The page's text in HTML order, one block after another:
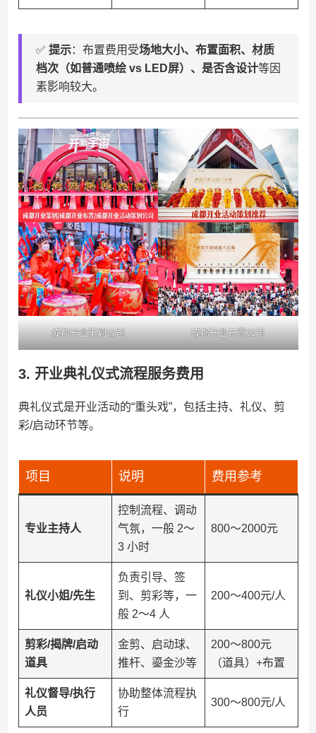
✅ ​ ​提示​​：布置费用受​​场地大小、布置面积、材质
档次（如普通喷绘 vs LED屏）、是否含设计​​等因
素影响较大。
成都开业策划公司 成都开业布置公司
3. ​ ​开业典礼仪式流程服务费用​
典礼仪式是开业活动的“重头戏”，包括主持、礼仪、剪
彩/启动环节等。
项目 说明 费用参考
​专业主持人​
控制流程、调动
气氛，一般 2～
3 小时
800～2000元
​礼仪小姐/先生​
负责引导、签
到、剪彩等，一
般 2～4 人
200～400元/人
​剪彩/揭牌/启动
道具​
金剪、启动球、
推杆、鎏金沙等
200～800元
（道具）+布置
​礼仪督导/执行
人员​
协助整体流程执
行
300～800元/人